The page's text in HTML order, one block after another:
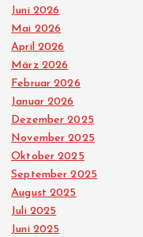
Juni 2026
Mai 2026
April 2026
März 2026
Februar 2026
Januar 2026
Dezember 2025
November 2025
Oktober 2025
September 2025
August 2025
Juli 2025
Juni 2025